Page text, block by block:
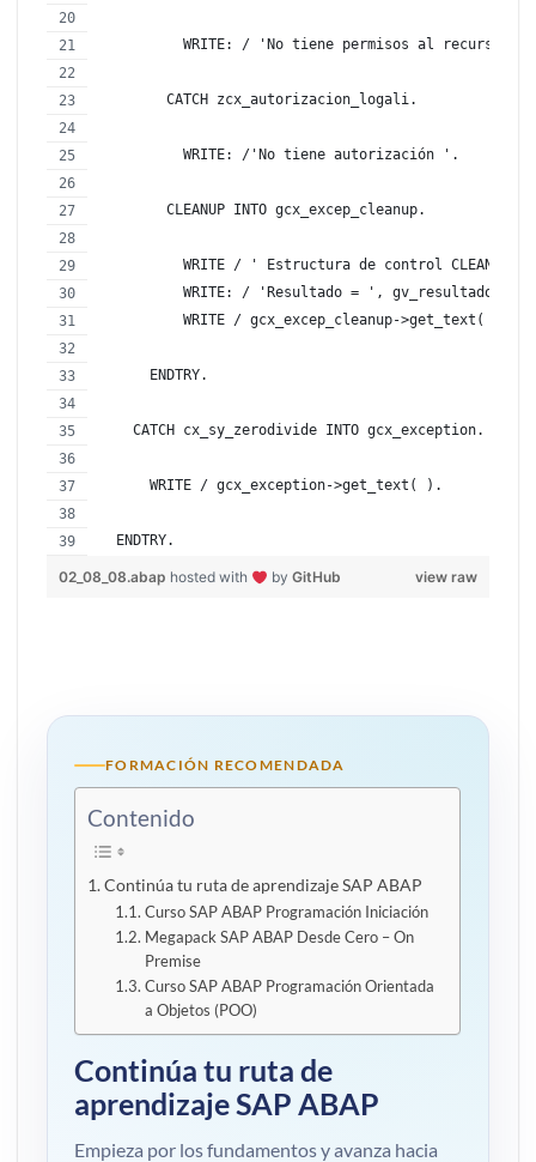
WRITE: / 'No tiene permisos al recurso
        CATCH zcx_autorizacion_logali.
          WRITE: /'No tiene autorización '.
        CLEANUP INTO gcx_excep_cleanup.
          WRITE / ' Estructura de control CLEANUP'.
          WRITE: / 'Resultado = ', gv_resultado.
          WRITE / gcx_excep_cleanup->get_text( ).
      ENDTRY.
    CATCH cx_sy_zerodivide INTO gcx_exception.
      WRITE / gcx_exception->get_text( ).
  ENDTRY.
view raw
02_08_08.abap hosted with by GitHub
FORMACIÓN RECOMENDADA
Contenido
Continúa tu ruta de aprendizaje SAP ABAP
Curso SAP ABAP Programación Iniciación
Megapack SAP ABAP Desde Cero – On
Premise
Curso SAP ABAP Programación Orientada
a Objetos (POO)
Continúa tu ruta de
aprendizaje SAP ABAP
Empieza por los fundamentos y avanza hacia